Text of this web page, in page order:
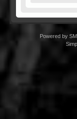
Powered by